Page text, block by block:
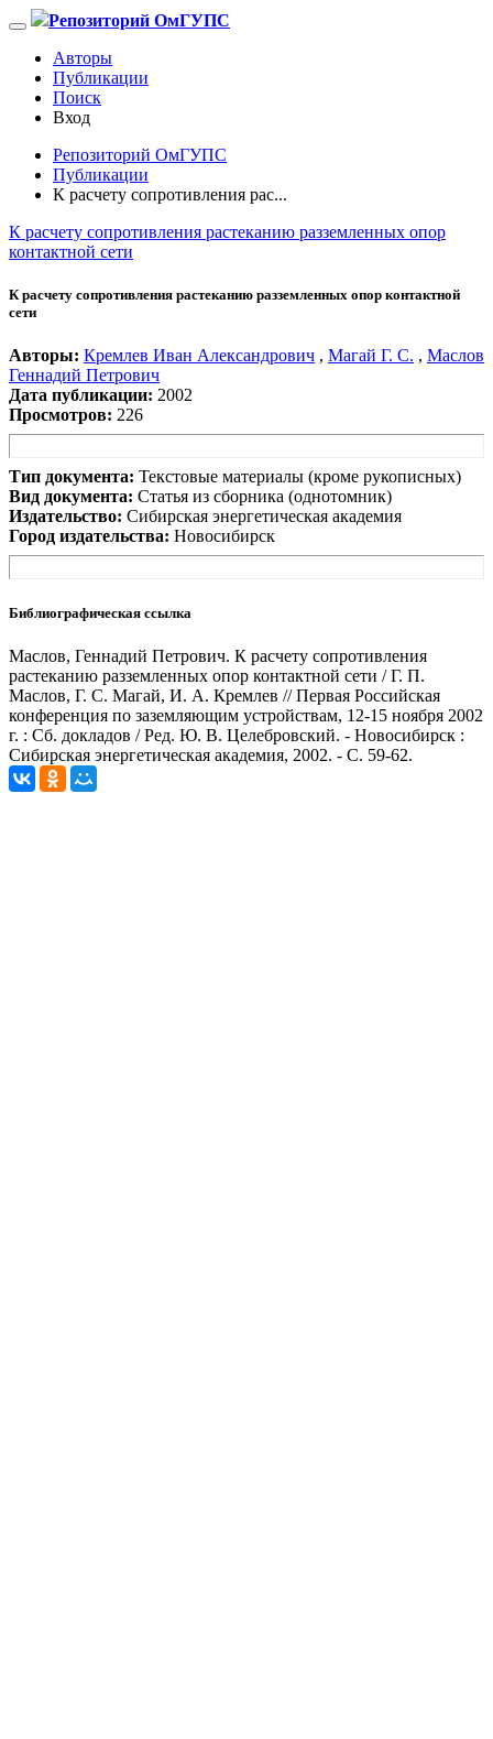
Репозиторий ОмГУПС
Авторы
Публикации
Поиск
Вход
Репозиторий ОмГУПС
Публикации
К расчету сопротивления рас...
К расчету сопротивления растеканию разземленных опор
контактной сети
К расчету сопротивления растеканию разземленных опор контактной
сети
Авторы: Кремлев Иван Александрович , Магай Г. С. , Маслов
Геннадий Петрович
Дата публикации: 2002
Просмотров: 226
Тип документа: Текстовые материалы (кроме рукописных)
Вид документа: Статья из сборника (однотомник)
Издательство: Сибирская энергетическая академия
Город издательства: Новосибирск
Библиографическая ссылка
Маслов, Геннадий Петрович. К расчету сопротивления
растеканию разземленных опор контактной сети / Г. П.
Маслов, Г. С. Магай, И. А. Кремлев // Первая Российская
конференция по заземляющим устройствам, 12-15 ноября 2002
г. : Сб. докладов / Ред. Ю. В. Целебровский. - Новосибирск :
Сибирская энергетическая академия, 2002. - С. 59-62.